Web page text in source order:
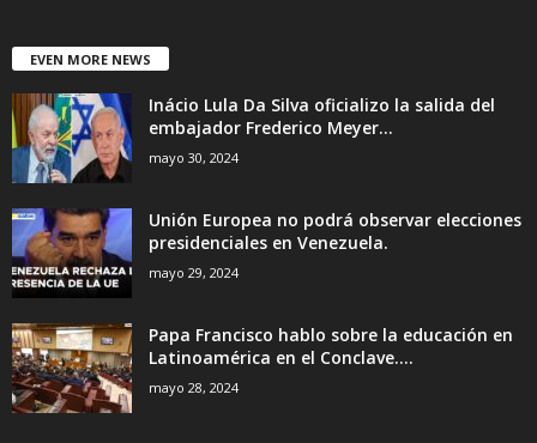
EVEN MORE NEWS
Inácio Lula Da Silva oficializo la salida del
embajador Frederico Meyer...
mayo 30, 2024
Unión Europea no podrá observar elecciones
presidenciales en Venezuela.
mayo 29, 2024
Papa Francisco hablo sobre la educación en
Latinoamérica en el Conclave....
mayo 28, 2024